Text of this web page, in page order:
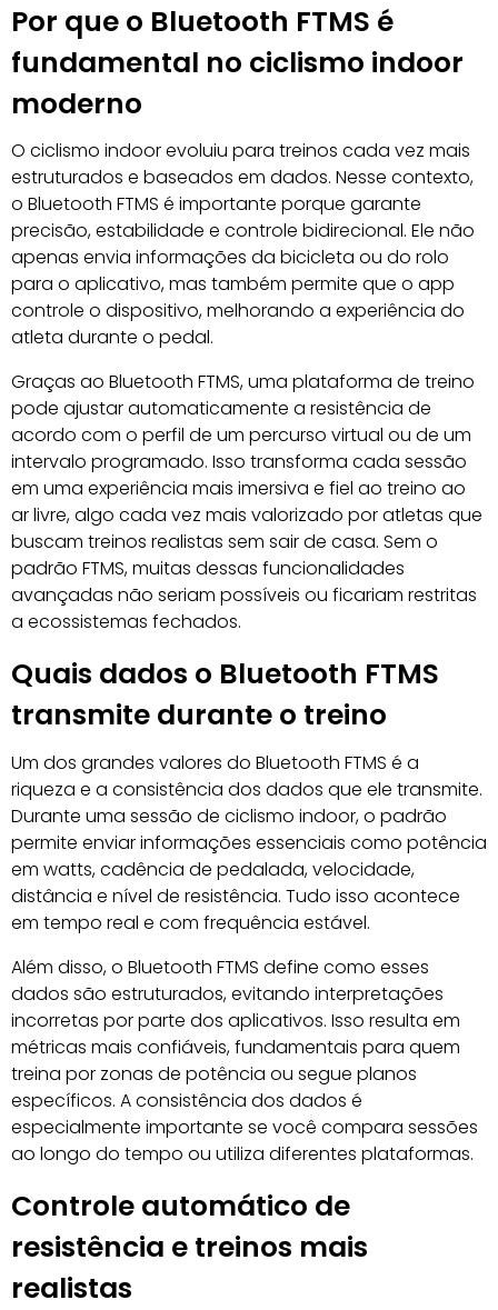
Por que o Bluetooth FTMS é
fundamental no ciclismo indoor
moderno
O ciclismo indoor evoluiu para treinos cada vez mais
estruturados e baseados em dados. Nesse contexto,
o Bluetooth FTMS é importante porque garante
precisão, estabilidade e controle bidirecional. Ele não
apenas envia informações da bicicleta ou do rolo
para o aplicativo, mas também permite que o app
controle o dispositivo, melhorando a experiência do
atleta durante o pedal.
Graças ao Bluetooth FTMS, uma plataforma de treino
pode ajustar automaticamente a resistência de
acordo com o perfil de um percurso virtual ou de um
intervalo programado. Isso transforma cada sessão
em uma experiência mais imersiva e fiel ao treino ao
ar livre, algo cada vez mais valorizado por atletas que
buscam treinos realistas sem sair de casa. Sem o
padrão FTMS, muitas dessas funcionalidades
avançadas não seriam possíveis ou ficariam restritas
a ecossistemas fechados.
Quais dados o Bluetooth FTMS
transmite durante o treino
Um dos grandes valores do Bluetooth FTMS é a
riqueza e a consistência dos dados que ele transmite.
Durante uma sessão de ciclismo indoor, o padrão
permite enviar informações essenciais como potência
em watts, cadência de pedalada, velocidade,
distância e nível de resistência. Tudo isso acontece
em tempo real e com frequência estável.
Além disso, o Bluetooth FTMS define como esses
dados são estruturados, evitando interpretações
incorretas por parte dos aplicativos. Isso resulta em
métricas mais confiáveis, fundamentais para quem
treina por zonas de potência ou segue planos
específicos. A consistência dos dados é
especialmente importante se você compara sessões
ao longo do tempo ou utiliza diferentes plataformas.
Controle automático de
resistência e treinos mais
realistas